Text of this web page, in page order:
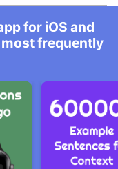
for iOS and
frequently